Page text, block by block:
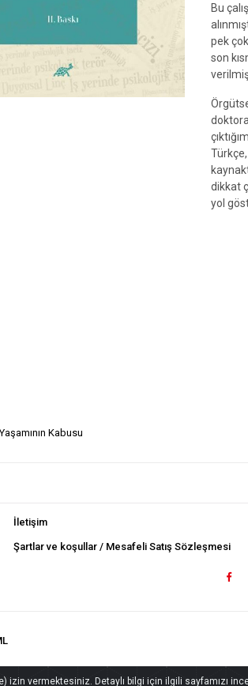
Bu
pek
son
dikkat
yol
Kabusu
İletişim
Şartlar ve koşullar / Mesafeli Satış Sözleşmesi
izin vermektesiniz. Detaylı bilgi için ilgili sayfamızı